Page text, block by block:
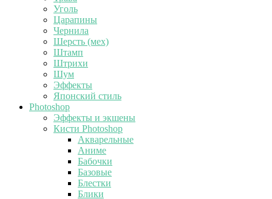
Уголь
Царапины
Чернила
Шерсть (мех)
Штамп
Штрихи
Шум
Эффекты
Японский стиль
Photoshop
Эффекты и экшены
Кисти Photoshop
Акварельные
Аниме
Бабочки
Базовые
Блестки
Блики